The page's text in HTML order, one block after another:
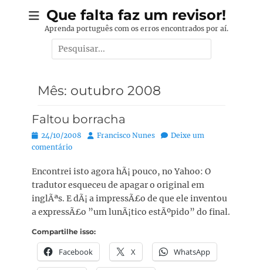
Que falta faz um revisor!
Aprenda português com os erros encontrados por aí.
Pesquisar
por:
Mês: outubro 2008
Faltou borracha
Posted
on
24/10/2008 Autor:
Francisco Nunes
Deixe um
comentário
Encontrei isto agora hÃ¡ pouco, no Yahoo: O
tradutor esqueceu de apagar o original em
inglÃªs. E dÃ¡ a impressÃ£o de que ele inventou
a expressÃ£o ”um lunÃ¡tico estÃºpido” do final.
Compartilhe isso:
Facebook X WhatsApp